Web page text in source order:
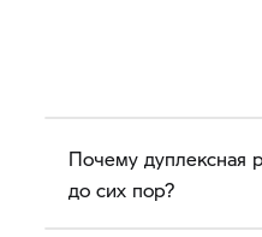
Почему дуплексная
до сих пор?